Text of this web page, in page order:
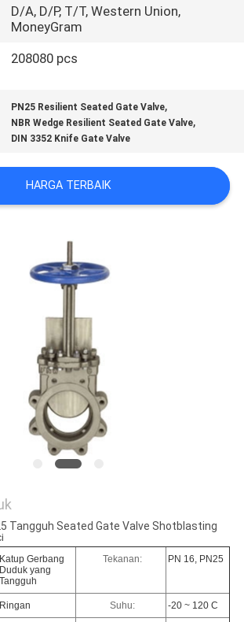
D/A, D/P, T/T, Western Union,
MoneyGram
208080 pcs
PN25 Resilient Seated Gate Valve,
NBR Wedge Resilient Seated Gate Valve,
DIN 3352 Knife Gate Valve
HARGA TERBAIK
Tangguh Seated Gate Valve Shotblasting
Katup Gerbang
Duduk yang
Tangguh
Tekanan: PN 16, PN25
Ringan Suhu: -20 ~ 120 C